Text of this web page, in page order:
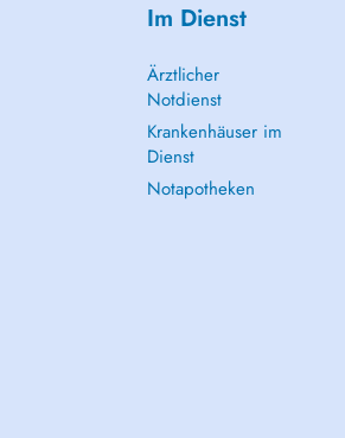
Im Dienst
Ärztlicher
Notdienst
Krankenhäuser im
Dienst
Notapotheken